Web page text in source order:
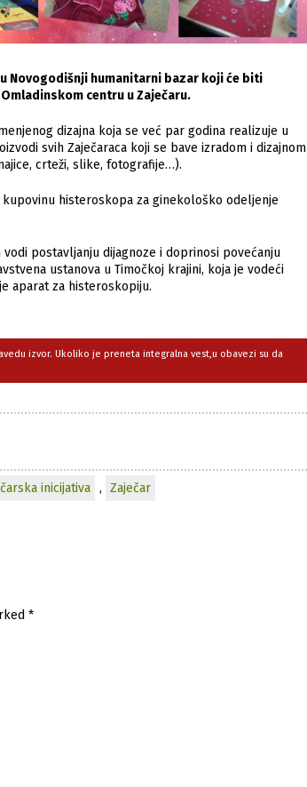
Novogodišnji humanitarni bazar koji će biti
centru u Zaječaru.
dizajna koja se već par godina realizuje u
svih Zaječaraca koji se bave izradom i dizajnom
crteži, slike, fotografije…).
histeroskopa za ginekološko odeljenje
postavljanju dijagnoze i doprinosi povećanju
ustanova u Timočkoj krajini, koja je vodeći
aparat za histeroskopiju.
izvor. Ukoliko je preneta integralna vest,u obavezi su da
inicijativa , Zaječar
*